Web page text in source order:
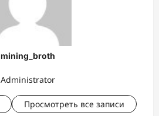
mining_broth
Administrator
Просмотреть все записи